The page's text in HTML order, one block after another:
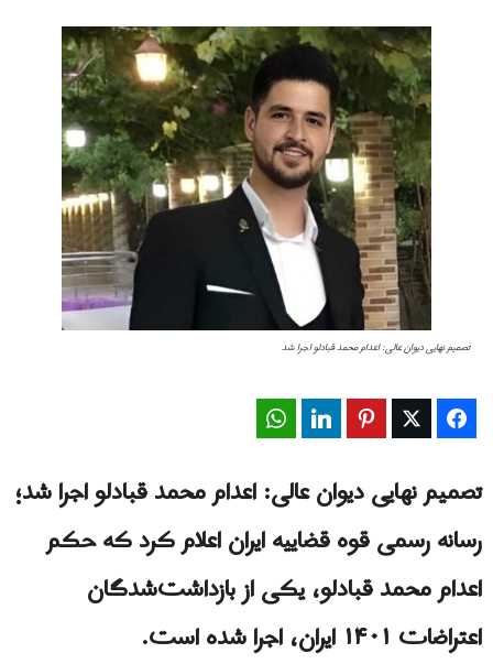
تصمیم نهایی دیوان عالی: اعدام محمد قبادلو اجرا شد
Facebook
Twitter
Pinterest
LinkedIn
تصمیم نهایی دیوان عالی: اعدام محمد قبادلو اجرا شد؛
رسانه رسمی قوه قضاییه ایران اعلام کرد که حکم
اعدام محمد قبادلو، یکی از بازداشت‌شدگان
اعتراضات ۱۴۰۱ ایران، اجرا شده است.